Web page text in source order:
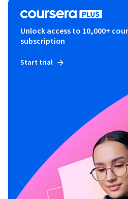
Unlock access to 10,000+
subscription
Start trial